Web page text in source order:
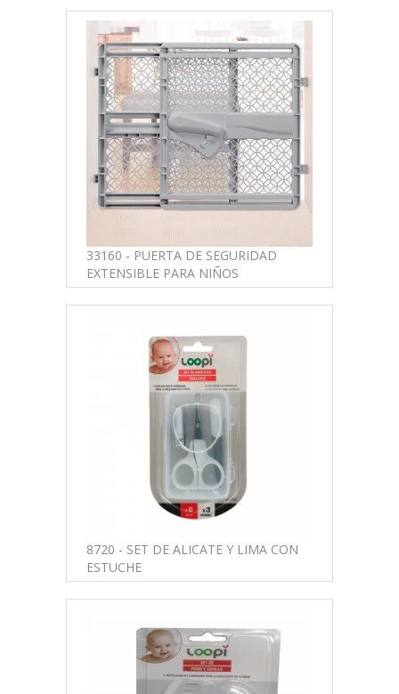
33160 - PUERTA DE SEGURIDAD
EXTENSIBLE PARA NIÑOS
8720 - SET DE ALICATE Y LIMA CON
ESTUCHE